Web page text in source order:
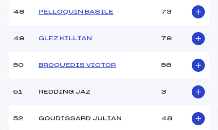
48 PELLOQUIN BASILE 73
49 GLEZ KILLIAN 79
50 BROQUEDIS VICTOR 56
51 REDDING JAZ 3
52 GOUDISSARD JULIAN 48